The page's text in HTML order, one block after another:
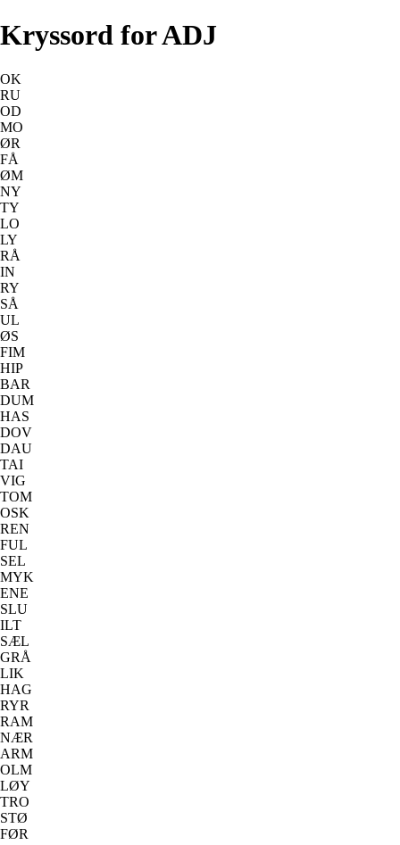
Kryssord for ADJ
OK
RU
OD
MO
ØR
FÅ
ØM
NY
TY
LO
LY
RÅ
IN
RY
SÅ
UL
ØS
FIM
HIP
BAR
DUM
HAS
DOV
DAU
TAI
VIG
TOM
OSK
REN
FUL
SEL
MYK
ENE
SLU
ILT
SÆL
GRÅ
LIK
HAG
RYR
RAM
NÆR
ARM
OLM
LØY
TRO
STØ
FØR